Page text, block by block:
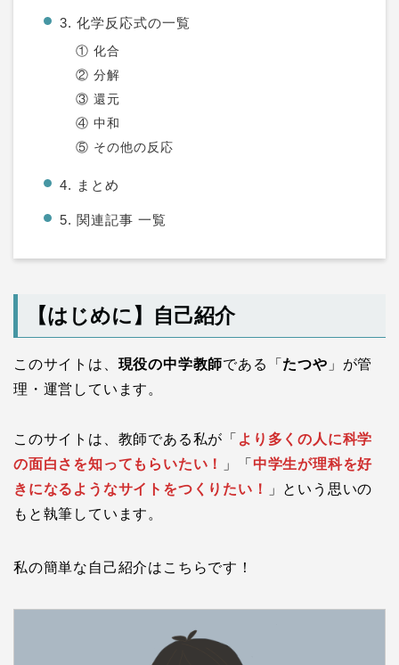
3. 化学反応式の一覧
① 化合
② 分解
③ 還元
④ 中和
⑤ その他の反応
4. まとめ
5. 関連記事 一覧
【はじめに】自己紹介
このサイトは、 現役の中学教師である「 たつや 」が管
理・運営しています。
このサイトは、教師である私が「 より多くの人に科学
の面白さを知ってもらいたい！
」「 中学生が理科を好
きになるようなサイトをつくりたい！
」という思いの
もと執筆しています。
私の簡単な自己紹介はこちらです！